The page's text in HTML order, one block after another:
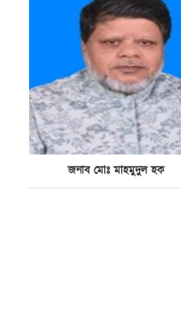
জনাব মোঃ মাহমুদুল হক